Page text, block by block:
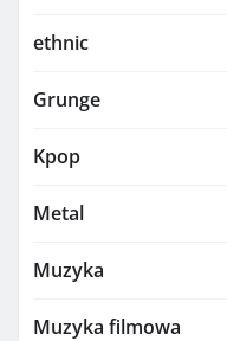
ethnic
Grunge
Kpop
Metal
Muzyka
Muzyka filmowa